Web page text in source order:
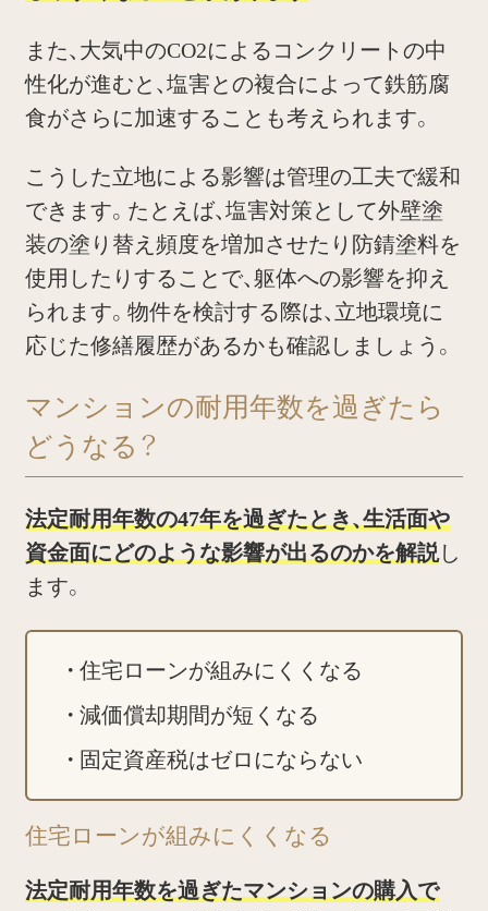
また、大気中のCO2によるコンクリートの中
性化が進むと、塩害との複合によって鉄筋腐
食がさらに加速することも考えられます。
こうした立地による影響は管理の工夫で緩和
できます。たとえば、塩害対策として外壁塗
装の塗り替え頻度を増加させたり防錆塗料を
使用したりすることで、躯体への影響を抑え
られます。物件を検討する際は、立地環境に
応じた修繕履歴があるかも確認しましょう。
マンションの耐用年数を過ぎたら
どうなる？
法定耐用年数の47年を過ぎたとき、生活面や
資金面にどのような影響が出るのかを解説し
ます。
住宅ローンが組みにくくなる
減価償却期間が短くなる
固定資産税はゼロにならない
住宅ローンが組みにくくなる
法定耐用年数を過ぎたマンションの購入で